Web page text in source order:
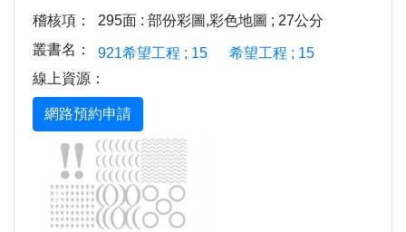
稽核項：
295面 : 部份彩圖,彩色地圖 ; 27公分
叢書名：
921希望工程 ; 15
希望工程 ; 15
線上資源：
Previous